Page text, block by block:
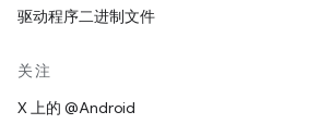
驱动程序二进制文件
关注
X 上的 @Android